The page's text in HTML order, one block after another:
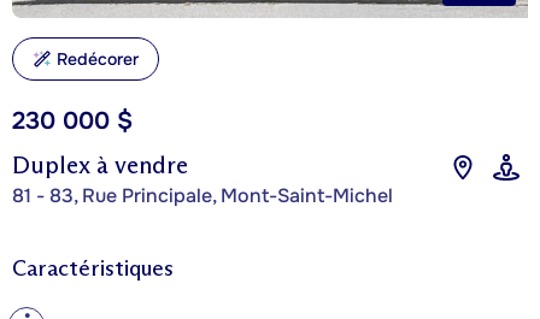
Duplex à vendre
81 - 83, Rue Principale, Mont-Saint-Michel
230 000 $
Redécorer
Caractéristiques